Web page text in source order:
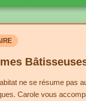
ne se résume pas
Carole vous